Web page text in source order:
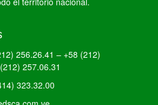
256.26.41 – +58 (212)
257.06.31
323.32.00